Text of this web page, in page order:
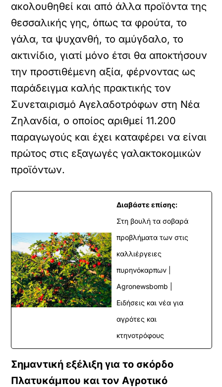
ακολουθηθεί και από άλλα προϊόντα της
θεσσαλικής γης, όπως τα φρούτα, το
γάλα, τα ψυχανθή, το αμύγδαλο, το
ακτινίδιο, γιατί μόνο έτσι θα αποκτήσουν
την προστιθέμενη αξία, φέρνοντας ως
παράδειγμα καλής πρακτικής τον
Συνεταιρισμό Αγελαδοτρόφων στη Νέα
Ζηλανδία, ο οποίος αριθμεί 11.200
παραγωγούς και έχει καταφέρει να είναι
πρώτος στις εξαγωγές γαλακτοκομικών
προϊόντων.
Διαβάστε επίσης:
Στη βουλή τα σοβαρά
προβλήματα των στις
καλλιέργειες
πυρηνόκαρπων |
Agronewsbomb |
Ειδήσεις και νέα για
αγρότες και
κτηνοτρόφους
Σημαντική εξέλιξη για το σκόρδο
Πλατυκάμπου και τον Αγροτικό